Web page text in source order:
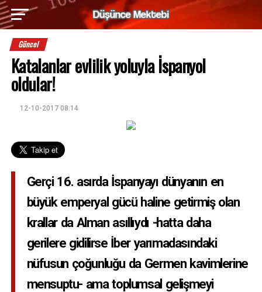
Güncel
Katalanlar evlilik yoluyla İspanyol
oldular!
12-10-2017 08:14
Gerçi 16. asırda İspanyayı dünyanın en
büyük emperyal gücü haline getirmiş olan
krallar da Alman asıllıydı -hatta daha
gerilere gidilirse İber yarımadasındaki
nüfusun çoğunluğu da Germen kavimlerine
mensuptu- ama toplumsal gelişmeyi